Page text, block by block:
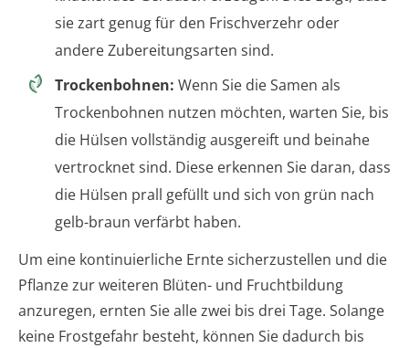
sie zart genug für den Frischverzehr oder
andere Zubereitungsarten sind.
Trockenbohnen: Wenn Sie die Samen als
Trockenbohnen nutzen möchten, warten Sie, bis
die Hülsen vollständig ausgereift und beinahe
vertrocknet sind. Diese erkennen Sie daran, dass
die Hülsen prall gefüllt und sich von grün nach
gelb-braun verfärbt haben.
Um eine kontinuierliche Ernte sicherzustellen und die
Pflanze zur weiteren Blüten- und Fruchtbildung
anzuregen, ernten Sie alle zwei bis drei Tage. Solange
keine Frostgefahr besteht, können Sie dadurch bis